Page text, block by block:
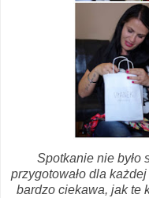
Spotkanie nie było
przygotowało dla
bardzo ciekawa, jak te